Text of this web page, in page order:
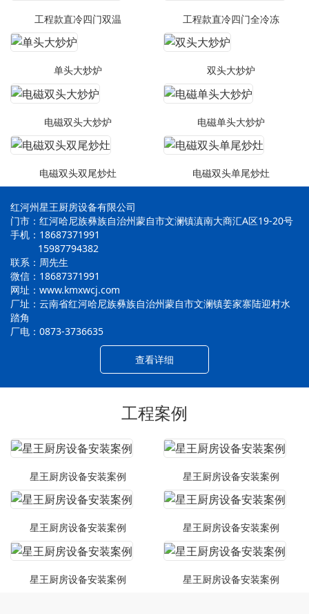
工程款直冷四门双温 工程款直冷四门全冷冻
单头大炒炉 双头大炒炉
电磁双头大炒炉 电磁单头大炒炉
电磁双头双尾炒灶 电磁双头单尾炒灶
红河州星王厨房设备有限公司
门市：红河哈尼族彝族自治州蒙自市文澜镇滇南大商汇A区19-20号
手机：18687371991
15987794382
联系：周先生
微信：18687371991
网址：www.kmxwcj.com
厂址：云南省红河哈尼族彝族自治州蒙自市文澜镇姜家寨陆迎村水
踏角
厂电：0873-3736635
查看详细
工程案例
星王厨房设备安装案例 星王厨房设备安装案例
星王厨房设备安装案例 星王厨房设备安装案例
星王厨房设备安装案例 星王厨房设备安装案例